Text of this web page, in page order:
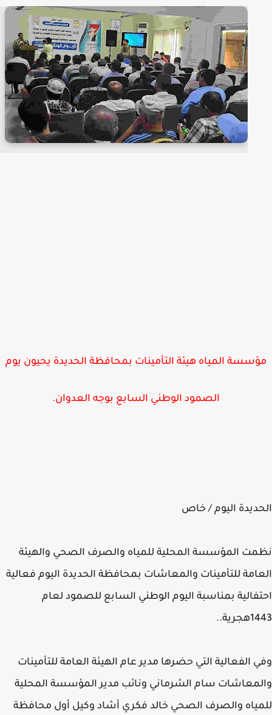
المياه هيئة التأمينات بمحافظة الحديدة يحيون يوم
الصمود الوطني السابع بوجه العدوان.
اليوم / خاص
المؤسسة المحلية للمياه والصرف الصحي والهيئة
للتأمينات والمعاشات بمحافظة الحديدة اليوم فعالية
بمناسبة اليوم الوطني السابع للصمود لعام
الفعالية التي حضرها مدير عام الهيئة العامة للتأمينات
سام الشرماني ونائب مدير المؤسسة المحلية
والصرف الصحي خالد فكري أشاد وكيل أول محافظة